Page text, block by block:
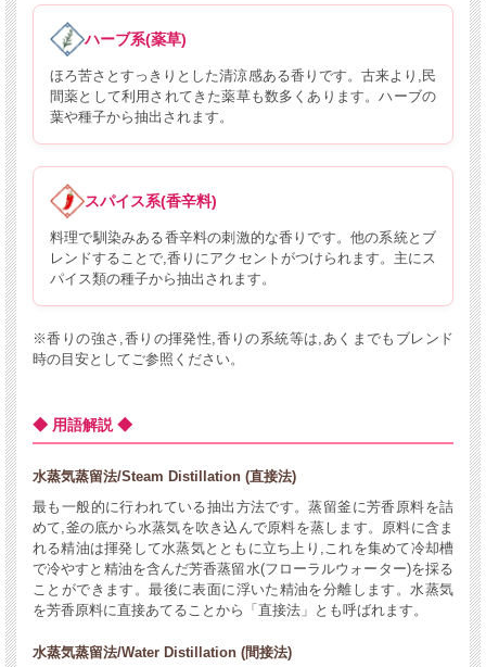
ハーブ系(薬草)
ほろ苦さとすっきりとした清涼感ある香りです。古来より,民
間薬として利用されてきた薬草も数多くあります。ハーブの
葉や種子から抽出されます。
スパイス系(香辛料)
料理で馴染みある香辛料の刺激的な香りです。他の系統とブ
レンドすることで,香りにアクセントがつけられます。主にス
パイス類の種子から抽出されます。
※香りの強さ,香りの揮発性,香りの系統等は,あくまでもブレンド
時の目安としてご参照ください。
◆ 用語解説 ◆
水蒸気蒸留法/Steam Distillation (直接法)
最も一般的に行われている抽出方法です。蒸留釜に芳香原料を詰
めて,釜の底から水蒸気を吹き込んで原料を蒸します。原料に含ま
れる精油は揮発して水蒸気とともに立ち上り,これを集めて冷却槽
で冷やすと精油を含んだ芳香蒸留水(フローラルウォーター)を採る
ことができます。最後に表面に浮いた精油を分離します。水蒸気
を芳香原料に直接あてることから「直接法」とも呼ばれます。
水蒸気蒸留法/Water Distillation (間接法)